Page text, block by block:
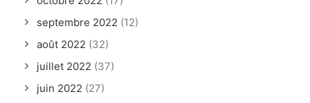
septembre 2022 (12)
août 2022 (32)
juillet 2022 (37)
juin 2022 (27)